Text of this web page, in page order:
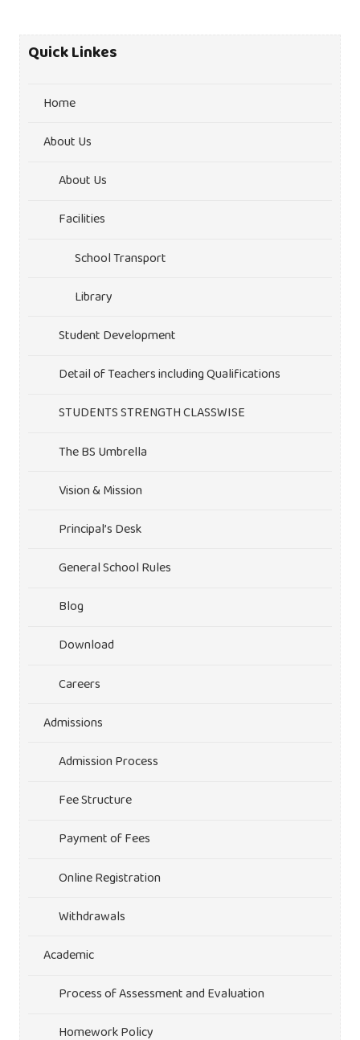
Quick Linkes
Home
About Us
About Us
Facilities
School Transport
Library
Student Development
Detail of Teachers including Qualifications
STUDENTS STRENGTH CLASSWISE
The BS Umbrella
Vision & Mission
Principal’s Desk
General School Rules
Blog
Download
Careers
Admissions
Admission Process
Fee Structure
Payment of Fees
Online Registration
Withdrawals
Academic
Process of Assessment and Evaluation
Homework Policy